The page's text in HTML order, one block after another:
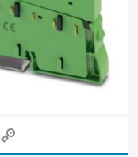
Tulekindlad
Siinid ja